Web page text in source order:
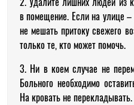
в помещение. Если на улице –
не мешать притоку свежего
только те, кто может помочь.
3. Ни в коем случае не
Больного необходимо
На кровать не перекладывать.